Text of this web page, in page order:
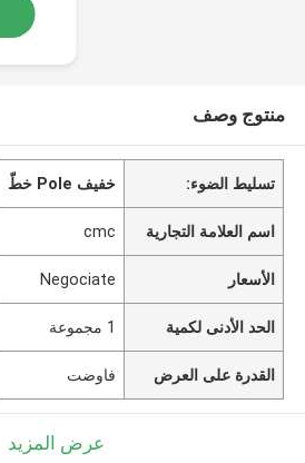
منتوج وصف
تسليط الضوء: خفيف Pole خطّ
اسم العلامة التجارية cmc
الأسعار Negociate
الحد الأدنى لكمية 1 مجموعة
القدرة على العرض فاوضت
عرض المزيد